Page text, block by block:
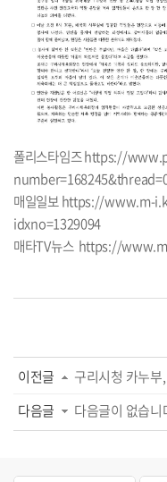
폴리스타임즈https://
매일일보https://www.m-
idxno=1329094
매타TV뉴스 https://
이전글
다음글
다음글이 없습니